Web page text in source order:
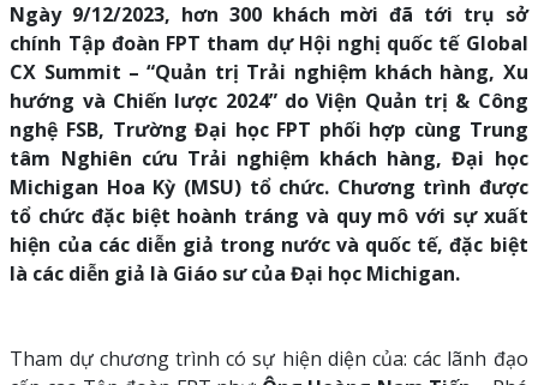
Ngày 9/12/2023, hơn 300 khách mời đã tới trụ sở
chính Tập đoàn FPT tham dự Hội nghị quốc tế Global
CX Summit – “Quản trị Trải nghiệm khách hàng, Xu
hướng và Chiến lược 2024” do Viện Quản trị & Công
nghệ FSB, Trường Đại học FPT phối hợp cùng Trung
tâm Nghiên cứu Trải nghiệm khách hàng, Đại học
Michigan Hoa Kỳ (MSU) tổ chức. Chương trình được
tổ chức đặc biệt hoành tráng và quy mô với sự xuất
hiện của các diễn giả trong nước và quốc tế, đặc biệt
là các diễn giả là Giáo sư của Đại học Michigan.
Tham dự chương trình có sự hiện diện của: các lãnh đạo